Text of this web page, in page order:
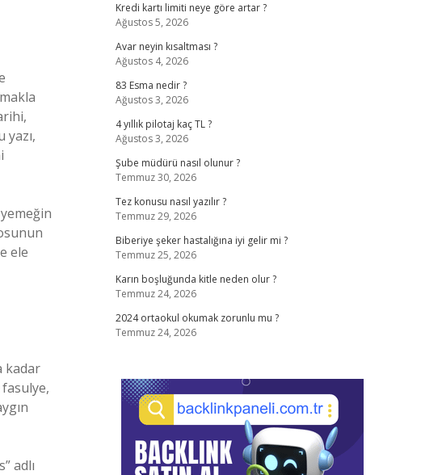
yazı,
ele
kadar
fasulye,
adlı
Kredi kartı limiti neye göre artar ?
Ağustos 5, 2026
Avar neyin kısaltması ?
Ağustos 4, 2026
83 Esma nedir ?
Ağustos 3, 2026
4 yıllık pilotaj kaç TL ?
Ağustos 3, 2026
Şube müdürü nasıl olunur ?
Temmuz 30, 2026
Tez konusu nasıl yazılır ?
Temmuz 29, 2026
Biberiye şeker hastalığına iyi gelir mi ?
Temmuz 25, 2026
Karın boşluğunda kitle neden olur ?
Temmuz 24, 2026
2024 ortaokul okumak zorunlu mu ?
Temmuz 24, 2026